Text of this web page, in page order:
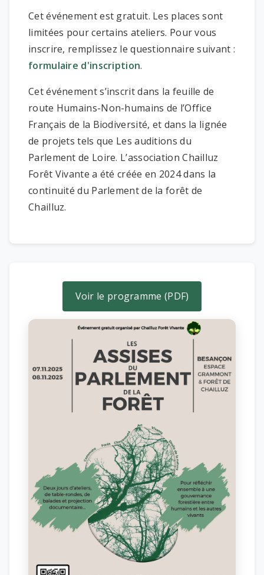
Cet événement est gratuit. Les places sont
limitées pour certains ateliers. Pour vous
inscrire, remplissez le questionnaire suivant :
formulaire d'inscription.
Cet événement s’inscrit dans la feuille de
route Humains-Non-humains de l’Office
Français de la Biodiversité, et dans la lignée
de projets tels que Les auditions du
Parlement de Loire. L’association Chailluz
Forêt Vivante a été créée en 2024 dans la
continuité du Parlement de la forêt de
Chailluz.
Voir le programme (PDF)